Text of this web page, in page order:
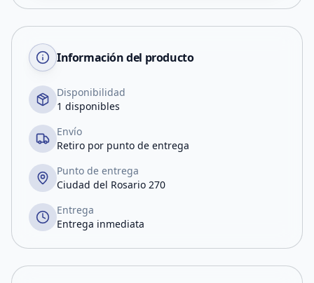
Información del producto
Disponibilidad
1 disponibles
Envío
Retiro por punto de entrega
Punto de entrega
Ciudad del Rosario 270
Entrega
Entrega inmediata